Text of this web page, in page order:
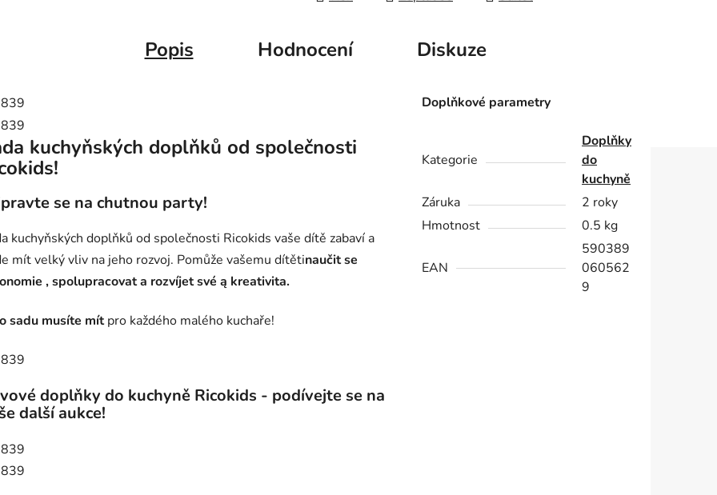
Popis Hodnocení Diskuze
kuchyňských doplňků od společnosti
se na chutnou party!
kuchyňských doplňků od společnosti Ricokids vaše dítě zabaví a
mít velký vliv na jeho rozvoj. Pomůže vašemu dítětinaučit se
, spolupracovat a rozvíjet své ą kreativita.
sadu musíte mítpro každého malého kuchaře!
doplňky do kuchyně Ricokids - podívejte se na
další aukce!
Doplňkové parametry
Kategorie
Doplňky
do
kuchyně
Záruka
2 roky
Hmotnost
0.5 kg
EAN
590389
060562
9